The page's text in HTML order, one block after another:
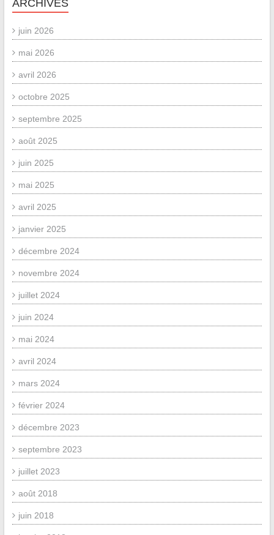
ARCHIVES
juin 2026
mai 2026
avril 2026
octobre 2025
septembre 2025
août 2025
juin 2025
mai 2025
avril 2025
janvier 2025
décembre 2024
novembre 2024
juillet 2024
juin 2024
mai 2024
avril 2024
mars 2024
février 2024
décembre 2023
septembre 2023
juillet 2023
août 2018
juin 2018